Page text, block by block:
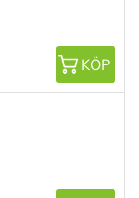
KÖP